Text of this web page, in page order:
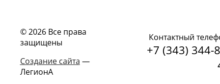
© 2026 Все права
защищены
Создание сайта —
ЛегионА
Контактный
+7 (343) 344-